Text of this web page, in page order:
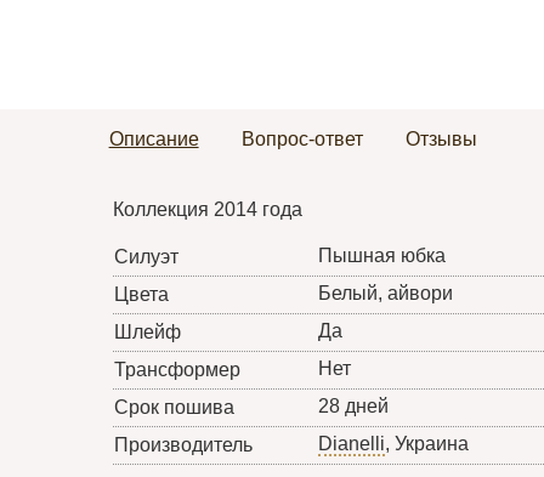
Описание Вопрос-ответ Отзывы
Коллекция 2014 года
Силуэт
Пышная юбка
Цвета
Белый, айвори
Шлейф
Да
Трансформер
Нет
Срок пошива
28 дней
Производитель
Dianelli, Украина